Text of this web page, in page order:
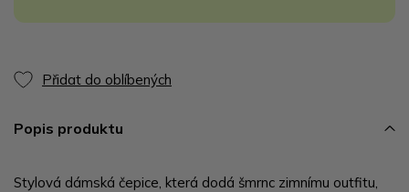
Přidat do oblíbených
Popis produktu
Stylová dámská čepice, která dodá šmrnc zimnímu outfitu,